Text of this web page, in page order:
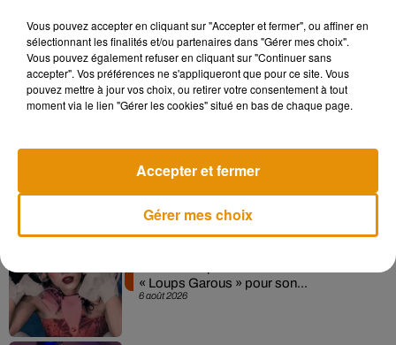
7 août 2026
Madonna sort enfin le remix de « Love
Sensation » avec Kylie Minogue
7 août 2026
Angèle et Amélie Lens dévoilent leur
collaboration tant attendue
6 août 2026
« Loups Garous » pour son...
Vous pouvez accepter en cliquant sur "Accepter et fermer", ou affiner en
sélectionnant les finalités et/ou partenaires dans "Gérer mes choix".
Vous pouvez également refuser en cliquant sur "Continuer sans
accepter". Vos préférences ne s'appliqueront que pour ce site. Vous
pouvez mettre à jour vos choix, ou retirer votre consentement à tout
moment via le lien "Gérer les cookies" situé en bas de chaque page.
Gérer mes choix
Accepter et fermer